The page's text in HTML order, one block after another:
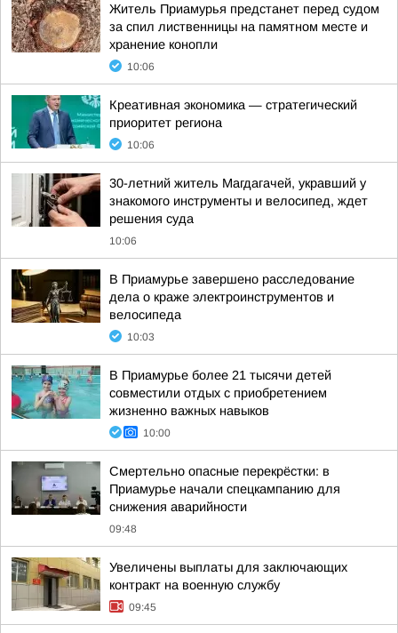
Житель Приамурья предстанет перед судом
за спил лиственницы на памятном месте и
хранение конопли
10:06
Креативная экономика — стратегический
приоритет региона
10:06
30-летний житель Магдагачей, укравший у
знакомого инструменты и велосипед, ждет
решения суда
10:06
В Приамурье завершено расследование
дела о краже электроинструментов и
велосипеда
10:03
В Приамурье более 21 тысячи детей
совместили отдых с приобретением
жизненно важных навыков
10:00
Смертельно опасные перекрёстки: в
Приамурье начали спецкампанию для
снижения аварийности
09:48
Увеличены выплаты для заключающих
контракт на военную службу
09:45